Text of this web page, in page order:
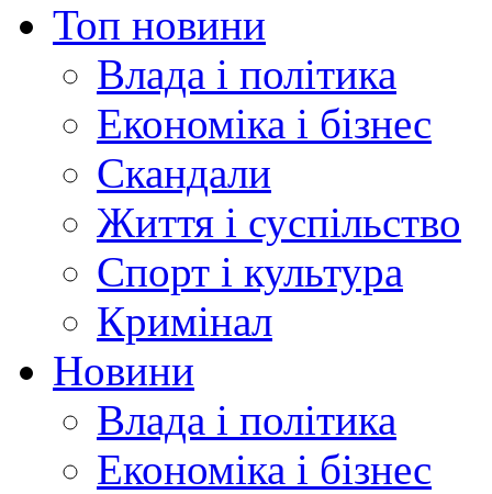
Топ новини
Влада і політика
Економіка і бізнес
Скандали
Життя і суспільство
Спорт і культура
Кримінал
Новини
Влада і політика
Економіка і бізнес